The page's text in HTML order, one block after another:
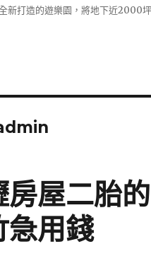
新打造的遊樂園，將地下近2000
房屋二胎
急用錢